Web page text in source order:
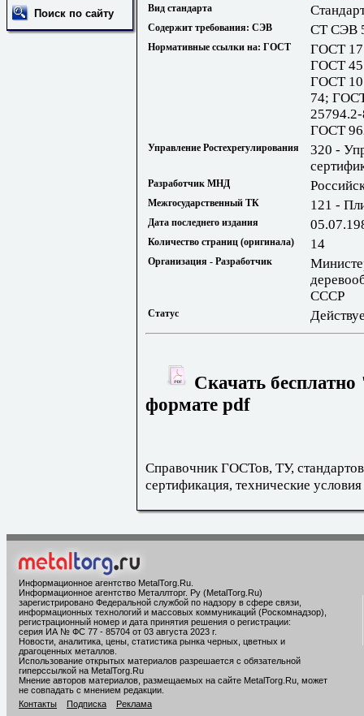
Поиск по сайту
Вид стандарта
Содержит требования: СЭВ СТ СЭВ
Нормативные ссылки на: ГОСТ
ГОСТ
ГОСТ
ГОСТ
74;
ГОСТ
Управление Ростехрегулирования
320 -
Разработчик МНД
Межгосударственный ТК 121 -
Дата последнего издания
Количество страниц (оригинала) 14
Организация - Разработчик
СССР
Статус
Скачать
формате pdf
Справочник ГОСТов, ТУ,
сертификация, технические условия
Информационное агентство MetalTorg.Ru
Информационное агентство Металлторг. Ру (MetalTorg.Ru)
зарегистрировано Федеральной службой по надзору в сфере связи,
информационных технологий и массовых коммуникаций (Роскомнадзор),
регистрационный номер и дата принятия решения о регистрации:
серия ИА № ФС 77 - 85704 от 03 августа 2023 г.
Новости, аналитика, цены, статистика рынка черных, цветных и
драгоценных металлов.
Использование открытых материалов разрешается с обязательной
гиперссылкой на MetalTorg.Ru
Мнение авторов материалов, размещаемых на сайте MetalTorg.Ru, может
не совпадать с мнением редакции.
Контакты
Подписка Реклама